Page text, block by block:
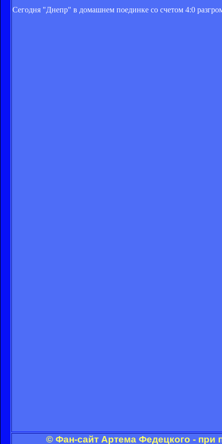
Сегодня "Днепр" в домашнем поединке со счетом 4:0
© Фан-сайт Артема Федецкого - при